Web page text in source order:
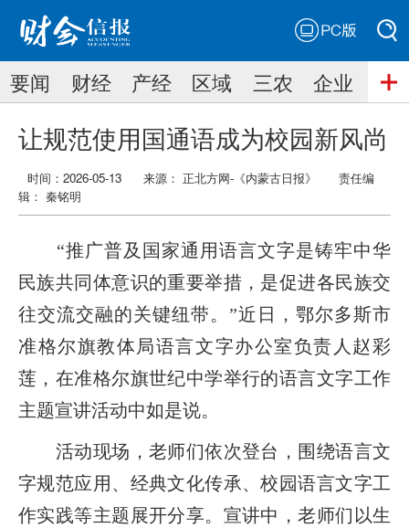
搜索
搜索
要闻 财经 产经 区域 三农 企业
让规范使用国通语成为校园新风尚
时间：2026-05-13 来源： 正北方网-《内蒙古日报》
责任编
辑： 秦铭明
“推广普及国家通用语言文字是铸牢中华
民族共同体意识的重要举措，是促进各民族交
往交流交融的关键纽带。”近日，鄂尔多斯市
准格尔旗教体局语言文字办公室负责人赵彩
莲，在准格尔旗世纪中学举行的语言文字工作
主题宣讲活动中如是说。
活动现场，老师们依次登台，围绕语言文
字规范应用、经典文化传承、校园语言文字工
作实践等主题展开分享。宣讲中，老师们以生